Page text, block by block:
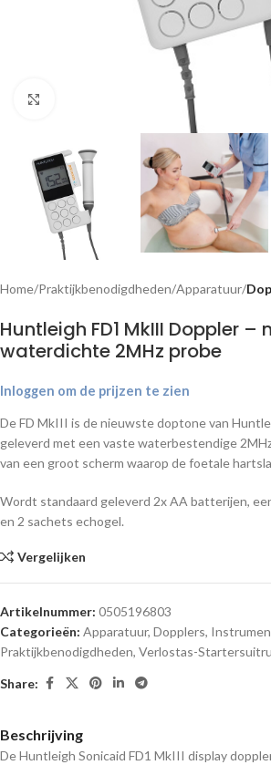
Home Praktijkbenodigdheden Apparatuur
Huntleigh FD1 MkIII Doppler –
waterdichte 2MHz probe
Inloggen om de prijzen te zien
De FD MkIII is de nieuwste doptone van
geleverd met een vaste waterbestendige
van een groot scherm waarop de foetale
Wordt standaard geleverd 2x AA batterijen,
en 2 sachets echogel.
Vergelijken
Artikelnummer: 0505196803
Categorieën: Apparatuur, Dopplers,
Praktijkbenodigdheden, Verlostas-
Share:
Beschrijving
De Huntleigh Sonicaid FD1 MkIII display